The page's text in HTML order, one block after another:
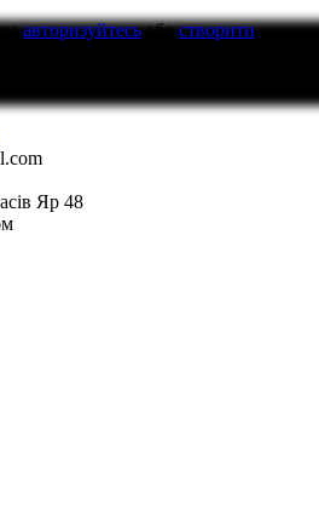
авторизуйтесьабостворити
Яр 48